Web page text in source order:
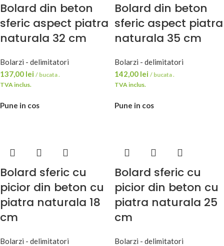
Bolard din beton
sferic aspect piatra
naturala 32 cm
Bolarzi - delimitatori
137,00 lei / bucata .
TVA inclus.
Pune in cos
Bolard din beton
sferic aspect piatra
naturala 35 cm
Bolarzi - delimitatori
142,00 lei / bucata .
TVA inclus.
Pune in cos
Bolard sferic cu
picior din beton cu
piatra naturala 18
cm
Bolarzi - delimitatori
Bolard sferic cu
picior din beton cu
piatra naturala 25
cm
Bolarzi - delimitatori